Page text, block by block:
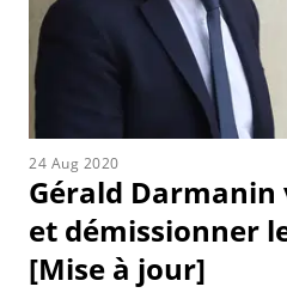
24 Aug 2020
Gérald Darmanin
et démissionner
[Mise à jour]